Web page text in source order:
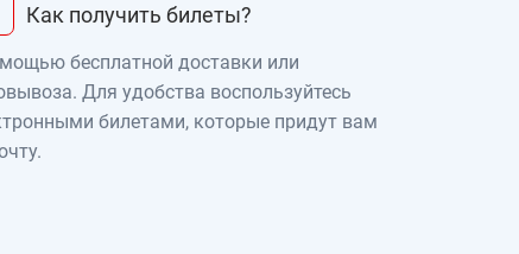
Как получить билеты?
бесплатной доставки или
Для удобства воспользуйтесь
билетами, которые придут вам